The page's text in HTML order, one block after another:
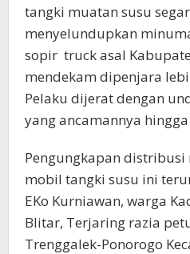
tangki muatan susu
menyelundupkan
sopir truck asal
mendekam dipenjara
Pelaku dijerat dengan
yang ancamannya
Pengungkapan
mobil tangki susu ini
EKo Kurniawan, warga
Blitar, Terjaring razia
Trenggalek-Ponorogo